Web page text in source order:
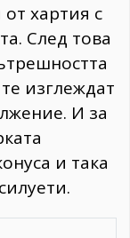
хартия с
След това
изглеждат
И за
и така